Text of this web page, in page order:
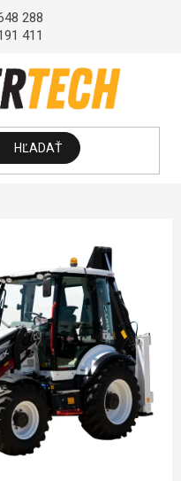
288
411
HĽADAŤ